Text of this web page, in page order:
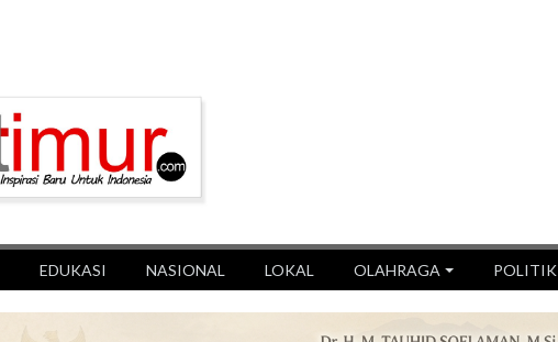
EDUKASI NASIONAL LOKAL OLAHRAGA POLITIK